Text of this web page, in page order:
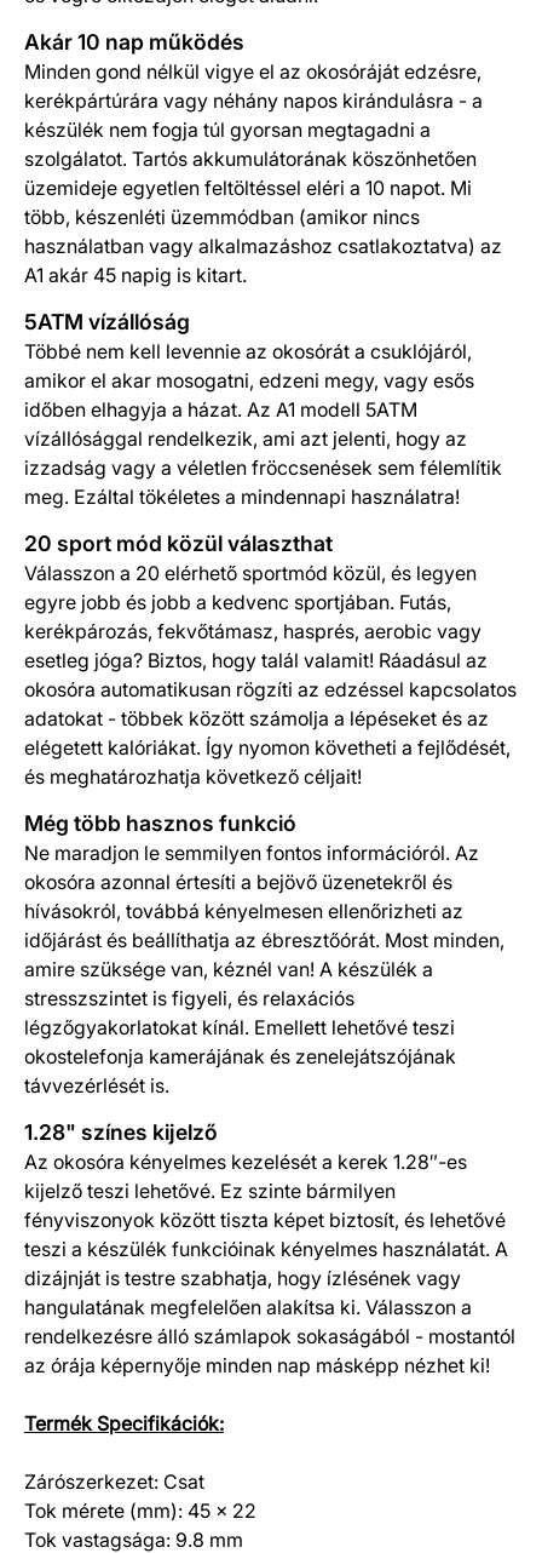
Akár 10 nap működés
Minden gond nélkül vigye el az okosóráját edzésre,
kerékpártúrára vagy néhány napos kirándulásra - a
készülék nem fogja túl gyorsan megtagadni a
szolgálatot. Tartós akkumulátorának köszönhetően
üzemideje egyetlen feltöltéssel eléri a 10 napot. Mi
több, készenléti üzemmódban (amikor nincs
használatban vagy alkalmazáshoz csatlakoztatva) az
A1 akár 45 napig is kitart.
5ATM vízállóság
Többé nem kell levennie az okosórát a csuklójáról,
amikor el akar mosogatni, edzeni megy, vagy esős
időben elhagyja a házat. Az A1 modell 5ATM
vízállósággal rendelkezik, ami azt jelenti, hogy az
izzadság vagy a véletlen fröccsenések sem félemlítik
meg. Ezáltal tökéletes a mindennapi használatra!
20 sport mód közül választhat
Válasszon a 20 elérhető sportmód közül, és legyen
egyre jobb és jobb a kedvenc sportjában. Futás,
kerékpározás, fekvőtámasz, hasprés, aerobic vagy
esetleg jóga? Biztos, hogy talál valamit! Ráadásul az
okosóra automatikusan rögzíti az edzéssel kapcsolatos
adatokat - többek között számolja a lépéseket és az
elégetett kalóriákat. Így nyomon követheti a fejlődését,
és meghatározhatja következő céljait!
Még több hasznos funkció
Ne maradjon le semmilyen fontos információról. Az
okosóra azonnal értesíti a bejövő üzenetekről és
hívásokról, továbbá kényelmesen ellenőrizheti az
időjárást és beállíthatja az ébresztőórát. Most minden,
amire szüksége van, kéznél van! A készülék a
stresszszintet is figyeli, és relaxációs
légzőgyakorlatokat kínál. Emellett lehetővé teszi
okostelefonja kamerájának és zenelejátszójának
távvezérlését is.
1.28" színes kijelző
Az okosóra kényelmes kezelését a kerek 1.28″-es
kijelző teszi lehetővé. Ez szinte bármilyen
fényviszonyok között tiszta képet biztosít, és lehetővé
teszi a készülék funkcióinak kényelmes használatát. A
dizájnját is testre szabhatja, hogy ízlésének vagy
hangulatának megfelelően alakítsa ki. Válasszon a
rendelkezésre álló számlapok sokaságából - mostantól
az órája képernyője minden nap másképp nézhet ki!
Termék Specifikációk:
Zárószerkezet: Csat
Tok mérete (mm): 45 x 22
Tok vastagsága: 9.8 mm